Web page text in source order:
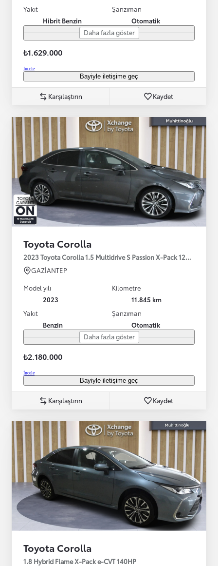
Yakıt
Hibrit Benzin
Şanzıman
Otomatik
Daha fazla göster
₺1.629.000
İncele
Bayiyle iletişime geç
Karşılaştırın Kaydet
Toyota Corolla
2023 Toyota Corolla 1.5 Multidrive S Passion X-Pack 125HP
GAZİANTEP
Model yılı
2023
Kilometre
11.845 km
Yakıt
Benzin
Şanzıman
Otomatik
Daha fazla göster
₺2.180.000
İncele
Bayiyle iletişime geç
Karşılaştırın Kaydet
Toyota Corolla
1.8 Hybrid Flame X-Pack e-CVT 140HP